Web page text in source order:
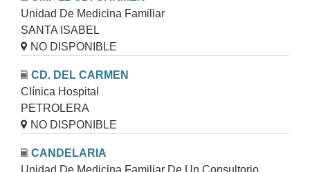
Unidad De Medicina Familiar
SANTA ISABEL
NO DISPONIBLE
CD. DEL CARMEN
Clínica Hospital
PETROLERA
NO DISPONIBLE
CANDELARIA